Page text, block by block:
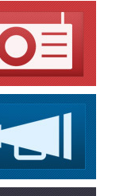
– 2025
ஆய்விதழ் – 2024
– 2023